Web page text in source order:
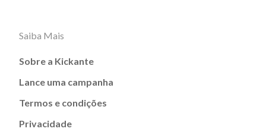
Saiba Mais
Sobre a Kickante
Lance uma campanha
Termos e condições
Privacidade